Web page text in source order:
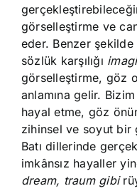
görselleştirme ve
eder. Benzer
sözlük karşılığı
görselleştirme, göz
anlamına gelir.
hayal etme, göz
zihinsel ve soyut bir
Batı dillerinde
imkânsız hayaller
dream, traum gibi